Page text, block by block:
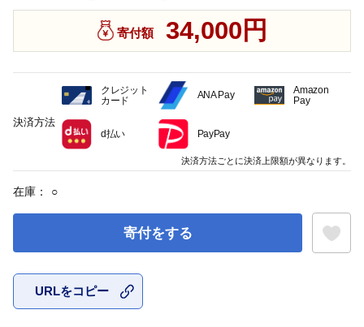
寄付額 34,000円
在庫： ○
寄付をする
URLをコピー
決済方法
クレジット
カード
ANA Pay
Amazon
Pay
d払い PayPay
決済方法ごとに決済上限額が異なります。